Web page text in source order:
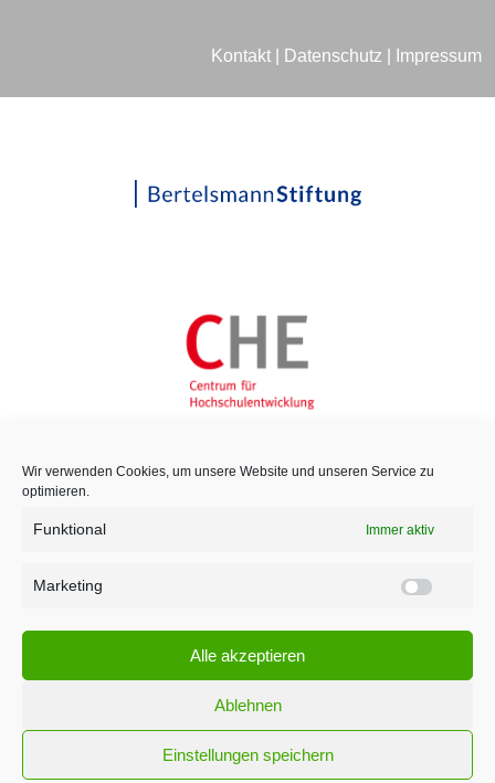
Wir verwenden Cookies, um unsere Website und unseren Service zu
optimieren.
Funktional Immer aktiv
Marketing
Alle akzeptieren
Ablehnen
Einstellungen speichern
Kontakt| Datenschutz Impressum
¹ Für den Versand unserer Newsletter nutzen wir rapidmail. Mit Ihrer Anmeldung